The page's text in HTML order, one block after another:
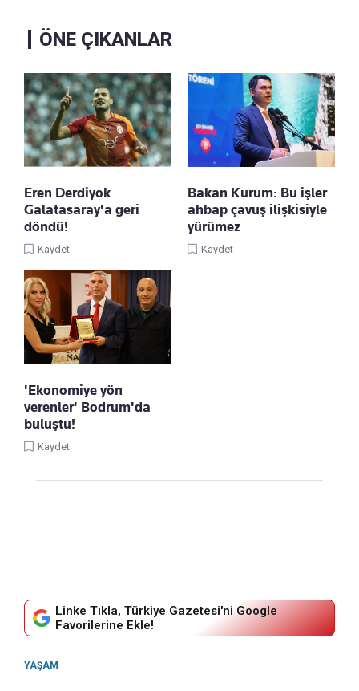
ÖNE ÇIKANLAR
Eren Derdiyok
Galatasaray'a geri
döndü!
Kaydet
Bakan Kurum: Bu işler
ahbap çavuş ilişkisiyle
yürümez
Kaydet
'Ekonomiye yön
verenler' Bodrum'da
buluştu!
Kaydet
Linke Tıkla, Türkiye Gazetesi'ni Google
Favorilerine Ekle!
YAŞAM